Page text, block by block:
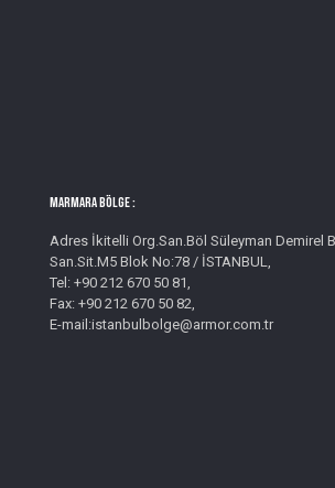
MARMARA BÖLGE :
Adres İkitelli Org.San.Böl Süleyman Demirel
San.Sit.M5 Blok No:78 / İSTANBUL,
Tel: +90 212 670 50 81,
Fax: +90 212 670 50 82,
E-mail:istanbulbolge@armor.com.tr